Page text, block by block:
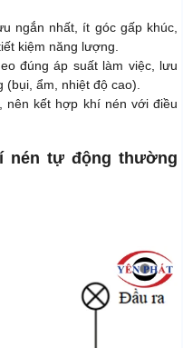
ngắn nhất, ít góc gấp khúc,
kiệm năng lượng.
đúng áp suất làm việc, lưu
(bụi, ẩm, nhiệt độ cao).
nên kết hợp khí nén với điều
nén tự động thường